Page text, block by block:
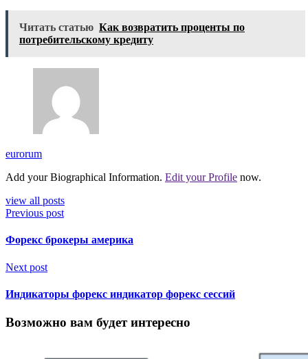
Читать статью Как возвратить проценты по
потребительскому кредиту
eurorum
Add your Biographical Information. Edit your Profile now.
view all posts
Previous post
Форекс брокеры америка
Next post
Индикаторы форекс индикатор форекс сессий
Возможно вам будет интересно